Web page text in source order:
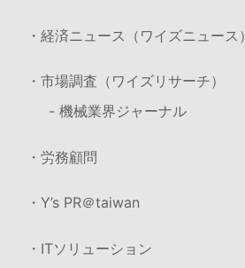
・経済ニュース（ワイズニュース）
・市場調査（ワイズリサーチ）
- 機械業界ジャーナル
・労務顧問
・Y’s PR＠taiwan
・ITソリューション